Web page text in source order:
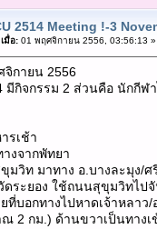
2514 Meeting !-3
มื่อ:01 พฤศจิกายน 2556, 03:56:13 »
จิกายน 2556
มีกิจกรรม 2 ส่วนคือ นักกีฬ
รเช้า
งจากพัทยา
มาทาง อ.บางละมุง/ศรีร
อง ใช้ถนนสุขุมวิทไปจันท
ที่บอกทางไปหาดเจ้าหลา
2 กม.) ด้านขวาเป็นทาง